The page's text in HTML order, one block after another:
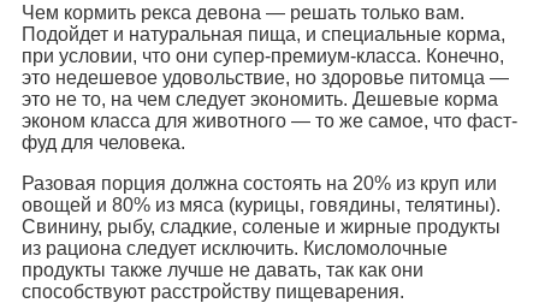
Чем кормить рекса девона — решать только вам.
Подойдет и натуральная пища, и специальные корма,
при условии, что они супер-премиум-класса. Конечно,
это недешевое удовольствие, но здоровье питомца —
это не то, на чем следует экономить. Дешевые корма
эконом класса для животного — то же самое, что фаст-
фуд для человека.
Разовая порция должна состоять на 20% из круп или
овощей и 80% из мяса (курицы, говядины, телятины).
Свинину, рыбу, сладкие, соленые и жирные продукты
из рациона следует исключить. Кисломолочные
продукты также лучше не давать, так как они
способствуют расстройству пищеварения.